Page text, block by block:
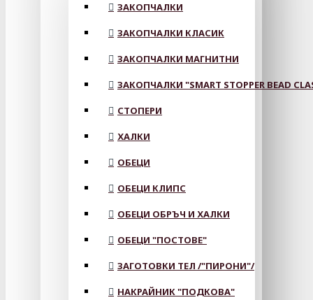
ЗАКОПЧАЛКИ
ЗАКОПЧАЛКИ КЛАСИК
ЗАКОПЧАЛКИ МАГНИТНИ
ЗАКОПЧАЛКИ "SMART STOPPER BEAD
СТОПЕРИ
ХАЛКИ
ОБЕЦИ
ОБЕЦИ КЛИПС
ОБЕЦИ ОБРЪЧ И ХАЛКИ
ОБЕЦИ "ПОСТОВЕ"
ЗАГОТОВКИ ТЕЛ /"ПИРОНИ"/
НАКРАЙНИК "ПОДКОВА"